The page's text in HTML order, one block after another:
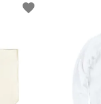
favorite